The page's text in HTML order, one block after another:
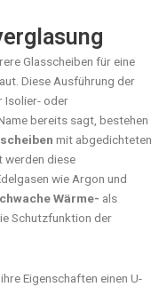
Glasscheiben für eine
Diese Ausführung der
Isolier- oder
bereits sagt, bestehen
mit abgedichteten
werden diese
wie Argon und
Wärme- als
Schutzfunktion der
Eigenschaften einen U-